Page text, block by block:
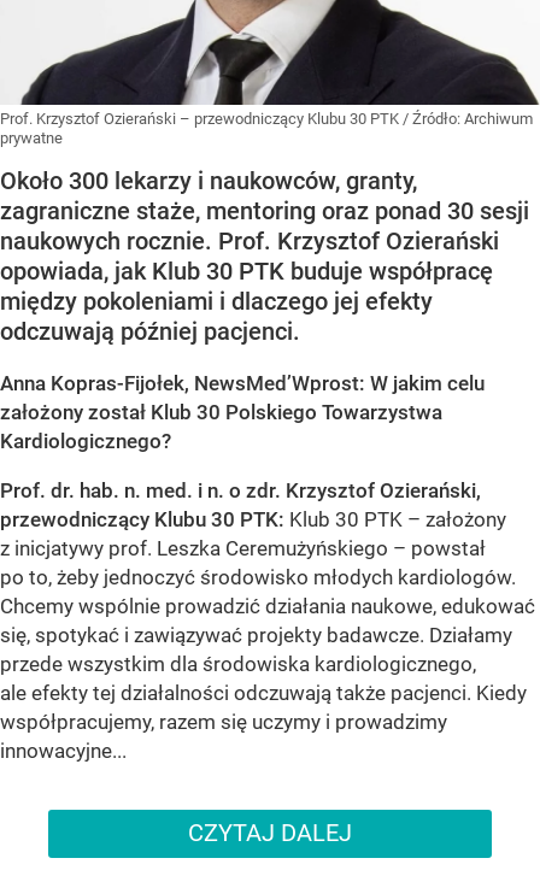
Prof. Krzysztof Ozierański – przewodniczący Klubu 30 PTK / Źródło: Archiwum
prywatne
Około 300 lekarzy i naukowców, granty,
zagraniczne staże, mentoring oraz ponad 30 sesji
naukowych rocznie. Prof. Krzysztof Ozierański
opowiada, jak Klub 30 PTK buduje współpracę
między pokoleniami i dlaczego jej efekty
odczuwają później pacjenci.
Anna Kopras-Fijołek, NewsMed’Wprost: W jakim celu
założony został Klub 30 Polskiego Towarzystwa
Kardiologicznego?
Prof. dr. hab. n. med. i n. o zdr. Krzysztof Ozierański,
przewodniczący Klubu 30 PTK: Klub 30 PTK – założony
z inicjatywy prof. Leszka Ceremużyńskiego – powstał
po to, żeby jednoczyć środowisko młodych kardiologów.
Chcemy wspólnie prowadzić działania naukowe, edukować
się, spotykać i zawiązywać projekty badawcze. Działamy
przede wszystkim dla środowiska kardiologicznego,
ale efekty tej działalności odczuwają także pacjenci. Kiedy
współpracujemy, razem się uczymy i prowadzimy
innowacyjne...
CZYTAJ DALEJ